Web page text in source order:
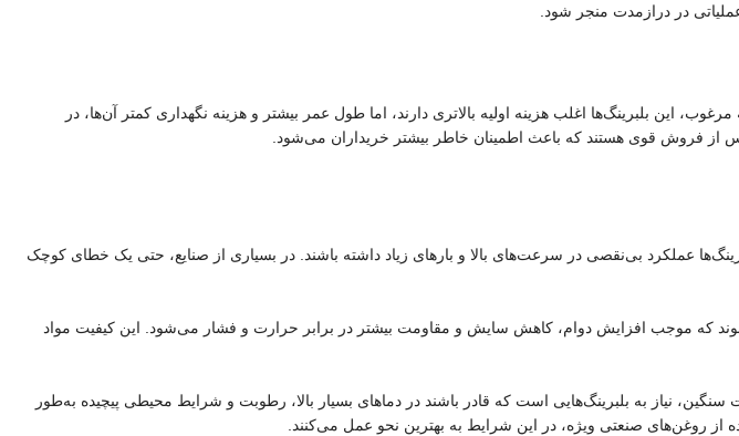
در درازمدت منجر شود.
این بلبرینگ‌ها اغلب هزینه اولیه بالاتری دارند، اما طول عمر بیشتر و هزینه نگهداری کمتر آن‌ها، در
از فروش قوی هستند که باعث اطمینان خاطر بیشتر خریداران می‌شود.
عملکرد بی‌نقصی در سرعت‌های بالا و بارهای زیاد داشته باشند. در بسیاری از صنایع، حتی یک خطای کوچک
می‌شوند که موجب افزایش دوام، کاهش سایش و مقاومت بیشتر در برابر حرارت و فشار می‌شود. این کیفیت مواد
نیاز به بلبرینگ‌هایی است که قادر باشند در دماهای بسیار بالا، رطوبت و شرایط محیطی پیچیده به‌طور
از روغن‌های صنعتی ویژه، در این شرایط به بهترین نحو عمل می‌کنند.